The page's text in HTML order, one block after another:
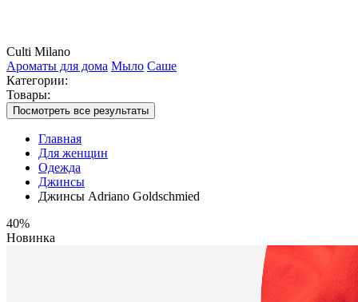
Culti Milano
Ароматы для дома Мыло Саше
Категории:
Товары:
Посмотреть все результаты
Главная
Для женщин
Одежда
Джинсы
Джинсы Adriano Goldschmied
40%
Новинка